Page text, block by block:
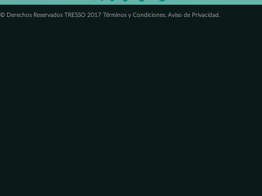
© Derechos Reservados TRESSO 2017 Términos y Condiciones. Aviso de Privacidad.